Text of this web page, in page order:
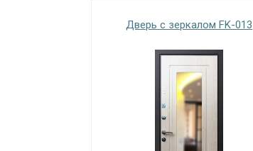
Дверь с зеркалом FK-013